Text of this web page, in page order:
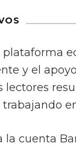
plataforma
y el
lectores
trabajando
la cuenta